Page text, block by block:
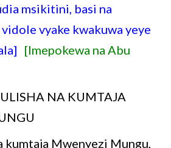
msikitini, basi na
vyake kwakuwa yeye
[Imepokewa na Abu
NA KUMTAJA
kumtaja Mwenyezi Mungu,